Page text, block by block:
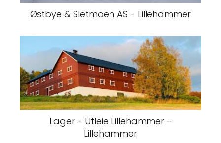
Østbye & Sletmoen AS - Lillehammer
Lager - Utleie Lillehammer -
Lillehammer